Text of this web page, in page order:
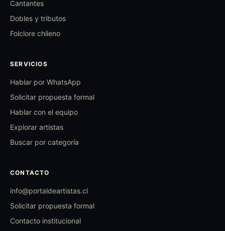
Cantantes
Dobles y tributos
Folclore chileno
SERVICIOS
Hablar por WhatsApp
Solicitar propuesta formal
Hablar con el equipo
Explorar artistas
Buscar por categoría
CONTACTO
info@portaldeartistas.cl
Solicitar propuesta formal
Contacto institucional